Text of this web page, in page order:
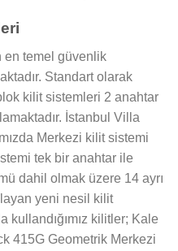
en temel güvenlik
Standart olarak
kilit sistemleri 2 anahtar
İstanbul Villa
Merkezi kilit sistemi
tek bir anahtar ile
dahil olmak üzere 14 ayrı
yeni nesil kilit
kullandığımız kilitler; Kale
415G Geometrik Merkezi